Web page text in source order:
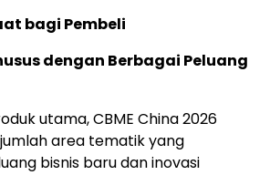
bagi Pembeli
dengan Berbagai Peluang
utama, CBME China 2026
area tematik yang
bisnis baru dan inovasi